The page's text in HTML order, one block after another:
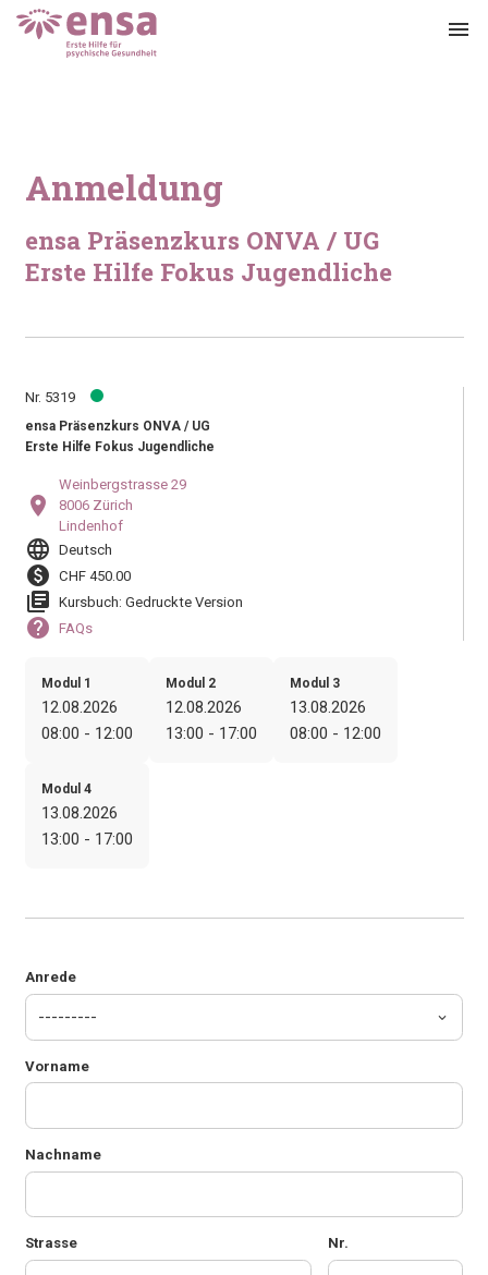
menu
Anmeldung
ensa Präsenzkurs ONVA / UG
Erste Hilfe Fokus Jugendliche
Nr. 5319
ensa Präsenzkurs ONVA / UG
Erste Hilfe Fokus Jugendliche
location_on
Weinbergstrasse 29
8006 Zürich
Lindenhof
language Deutsch
paid CHF 450.00
library_books Kursbuch: Gedruckte Version
help FAQs
Modul 1
12.08.2026
08:00 - 12:00
Modul 2
12.08.2026
13:00 - 17:00
Modul 3
13.08.2026
08:00 - 12:00
Modul 4
13.08.2026
13:00 - 17:00
Anrede
Vorname
Nachname
Strasse Nr.